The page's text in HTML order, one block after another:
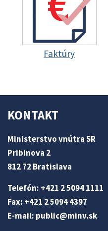
Faktúry
KONTAKT
Ministerstvo vnútra SR
Pribinova 2
812 72 Bratislava
Telefón: +421 2 5094 1111
Fax: +421 2 5094 4397
E-mail: public@minv.sk